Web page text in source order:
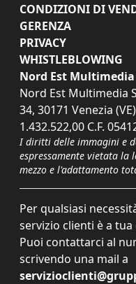
CONDIZIONI DI
GERENZA
PRIVACY
WHISTLEBLOWING
Nord Est Multimedia
Nord Est Multimedia
34, 30171 Venezia
1.432.522,00 C.F.
I diritti delle immagini e
espressamente vietata la
mezzo e l'adattamento
Per qualsiasi
servizio clienti è a
Puoi contattarci al
scrivendo una mail a